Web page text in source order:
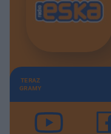
TERAZ
GRAMY